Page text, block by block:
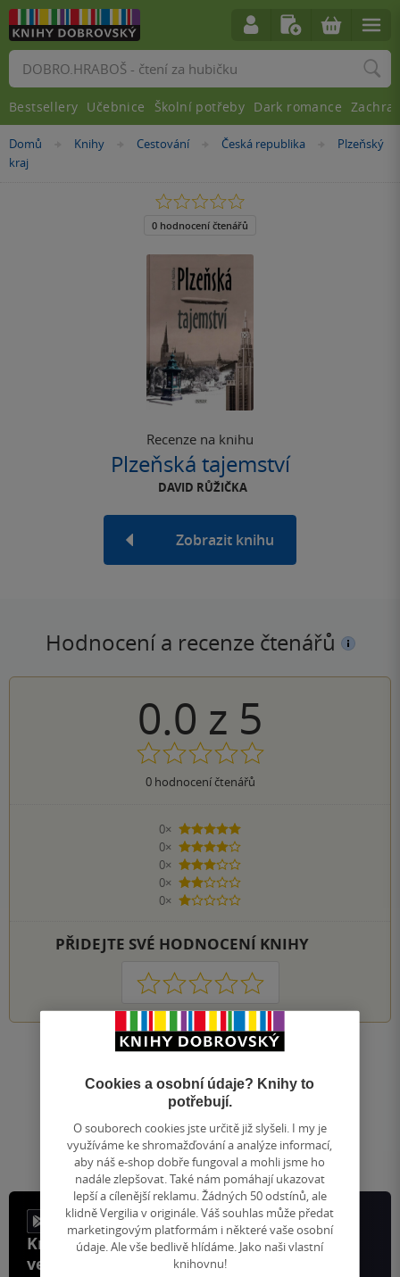
Nacházíte
se
Domů »
Knihy »
Cestování »
Česká republika »Plzeňský
kraj
Recenze na knihu
Plzeňská tajemství
DAVID RŮŽIČKA
Zobrazit knihu
0.0
z
5
0 hodnocení čtenářů
Hodnocení a recenze čtenářů
0.0 z 5
0hodnocení čtenářů
0×
5 hvězdiček
0×
4 hvězdičky
0×
3 hvězdičky
0×
2 hvězdičky
0×
1 hvezdička
PŘIDEJTE SVÉ HODNOCENÍ KNIHY
1 2 3 4 5
Zobrazeno 20 z 20
1
na
stránku
/ 1
Vyhledávání
Bestsellery Učebnice Školní potřeby Dark romance
Knihy, recenze a klubové výhody
ve vaší kapse a naší appce KDčko
Cookies a osobní údaje? Knihy to
potřebují.
O souborech cookies jste určitě již slyšeli. I my je
využíváme ke shromažďování a analýze informací,
aby náš e-shop dobře fungoval a mohli jsme ho
nadále zlepšovat. Také nám pomáhají ukazovat
lepší a cílenější reklamu. Žádných 50 odstínů, ale
klidně Vergilia v originále. Váš souhlas může předat
marketingovým platformám i některé vaše osobní
údaje. Ale vše bedlivě hlídáme. Jako naši vlastní
knihovnu!